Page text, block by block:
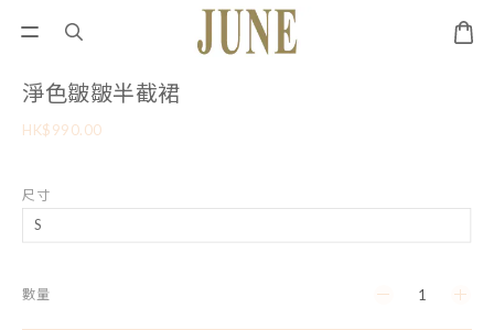
淨色皺皺半截裙
HK$990.00
尺寸
數量